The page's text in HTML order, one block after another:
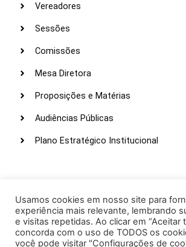
Vereadores
Sessões
Comissões
Mesa Diretora
Proposições e Matérias
Audiências Públicas
Plano Estratégico Institucional
Webmail
Intranet
Administração
Usamos cookies em nosso site para
experiência mais relevante, lembrando
e visitas repetidas. Ao clicar em “Aceitar
concorda com o uso de TODOS os
você pode visitar "Configurações de